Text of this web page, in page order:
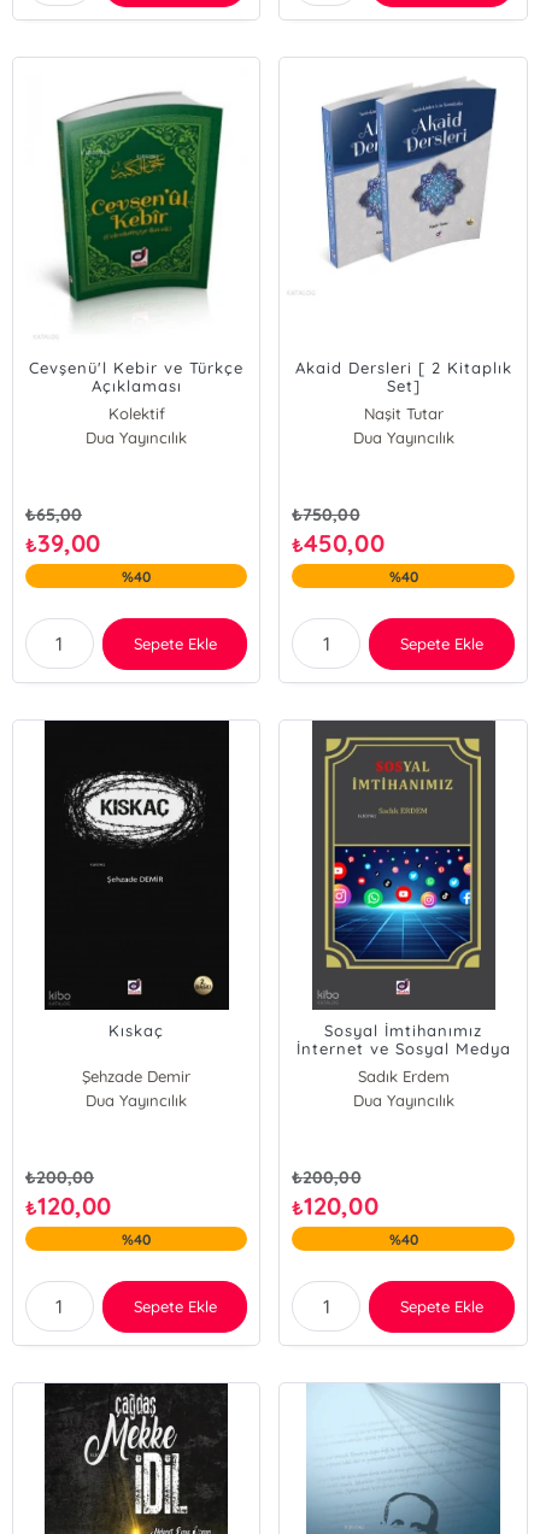
Cevşenü'l Kebir ve Türkçe
Açıklaması
Kolektif
Dua Yayıncılık
₺65,00
₺39,00
%40
Sepete Ekle
Akaid Dersleri [ 2 Kitaplık
Set]
Naşit Tutar
Dua Yayıncılık
₺750,00
₺450,00
%40
Sepete Ekle
Kıskaç
Şehzade Demir
Dua Yayıncılık
₺200,00
₺120,00
%40
Sepete Ekle
Sosyal İmtihanımız
İnternet ve Sosyal Medya
Adabı
Sadık Erdem
Dua Yayıncılık
₺200,00
₺120,00
%40
Sepete Ekle